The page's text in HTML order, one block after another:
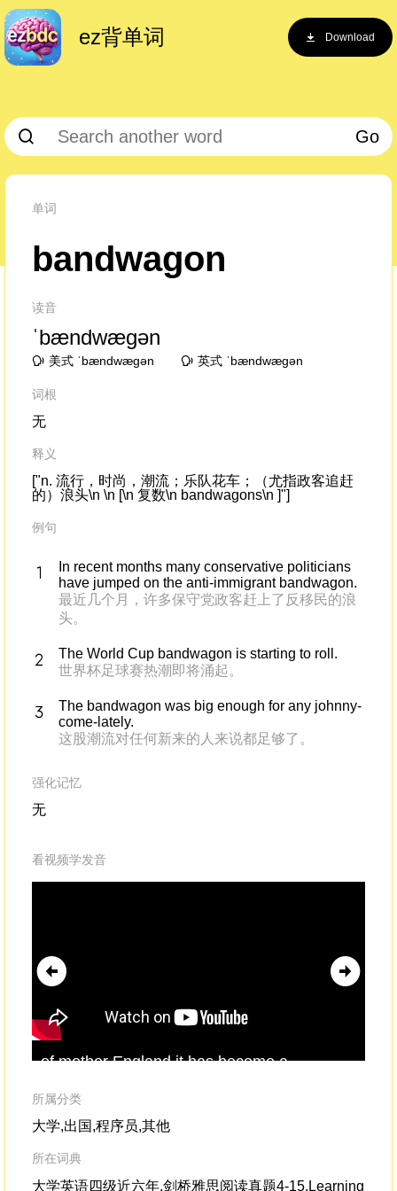
ez背单词 Download
Go
单词
bandwagon
读音
ˈbændwæɡən
美式 ˈbændwæɡən 英式 ˈbændwæɡən
词根
无
释义
["n. 流行，时尚，潮流；乐队花车；（尤指政客追赶
的）浪头\n \n [\n 复数\n bandwagons\n ]"]
例句
In recent months many conservative politicians
have jumped on the anti-immigrant bandwagon.
最近几个月，许多保守党政客赶上了反移民的浪
头。
The World Cup bandwagon is starting to roll.
世界杯足球赛热潮即将涌起。
The bandwagon was big enough for any johnny-
come-lately.
这股潮流对任何新来的人来说都足够了。
强化记忆
无
看视频学发音
of mother England,it has become a
nation on earth.
所属分类
大学,出国,程序员,其他
所在词典
大学英语四级近六年,剑桥雅思阅读真题4-15,Learning